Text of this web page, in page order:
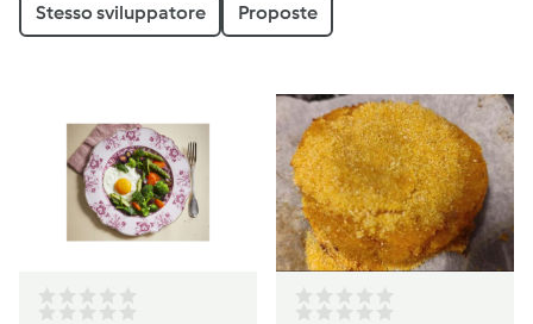
Stesso sviluppatore Proposte